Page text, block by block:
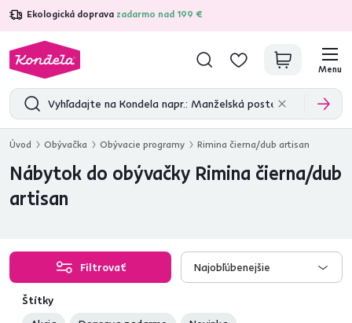
Ekologická doprava zadarmo nad 199 €
4,7 31 285overených produktových recenzií
Menu
Úvod Obývačka Obývacie programy Rimina čierna/dub artisan
Nábytok do obývačky Rimina čierna/dub
artisan
Filtrovať Najobľúbenejšie
Štítky